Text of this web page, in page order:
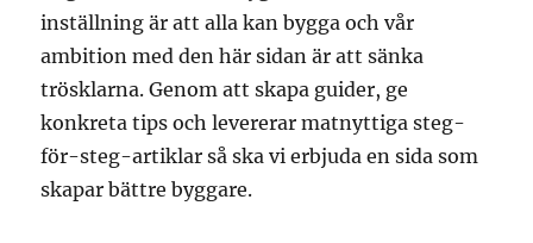
inställning är att alla kan bygga och vår
ambition med den här sidan är att sänka
trösklarna. Genom att skapa guider, ge
konkreta tips och levererar matnyttiga steg-
för-steg-artiklar så ska vi erbjuda en sida som
skapar bättre byggare.